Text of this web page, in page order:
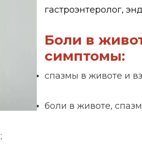
гастроэнтеролог,
Боли в
симптомы:
спазмы в животе и
боли в животе,